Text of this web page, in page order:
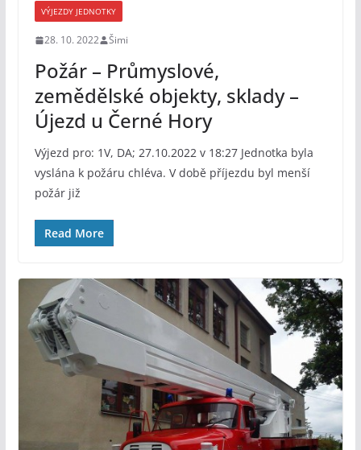
VÝJEZDY JEDNOTKY
28. 10. 2022 Šimi
Požár – Průmyslové,
zemědělské objekty, sklady –
Újezd u Černé Hory
Výjezd pro: 1V, DA; 27.10.2022 v 18:27 Jednotka byla
vyslána k požáru chléva. V době příjezdu byl menší
požár již
Read More